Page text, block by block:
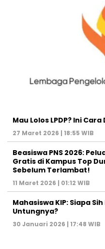
Mau Lolos LPDP? Ini
27 Maret 2026 | 18:55 WIB
Beasiswa PNS 2026:
Gratis di Kampus Top
Sebelum Terlambat!
11 Maret 2026 | 01:12 WIB
Mahasiswa KIP: Siapa
Untungnya?
30 Januari 2026 | 17:48 WIB